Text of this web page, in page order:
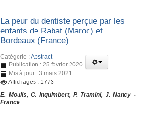
La peur du dentiste perçue par les
enfants de Rabat (Maroc) et
Bordeaux (France)
Catégorie :Abstract
Publication : 25 février 2020
Mis à jour : 3 mars 2021
Affichages : 1773
E. Moulis, C. Inquimbert, P. Tramini, J. Nancy -
France